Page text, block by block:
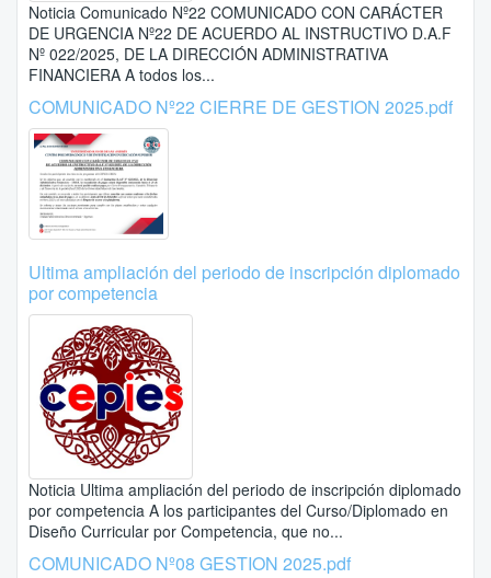
Noticia Comunicado Nº22 COMUNICADO CON CARÁCTER
DE URGENCIA Nº22 DE ACUERDO AL INSTRUCTIVO D.A.F
Nº 022/2025, DE LA DIRECCIÓN ADMINISTRATIVA
FINANCIERA A todos los...
COMUNICADO Nº22 CIERRE DE GESTION 2025.pdf
Ultima ampliación del periodo de inscripción diplomado
por competencia
Noticia Ultima ampliación del periodo de inscripción diplomado
por competencia A los participantes del Curso/Diplomado en
Diseño Curricular por Competencia, que no...
COMUNICADO Nº08 GESTION 2025.pdf